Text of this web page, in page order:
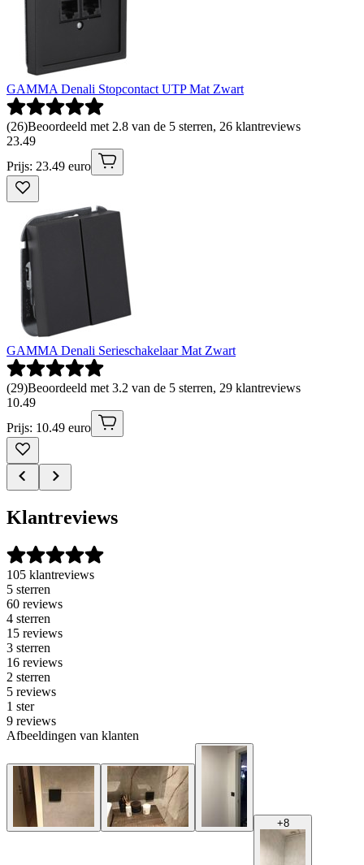
GAMMA Denali Stopcontact UTP Mat Zwart
(26)Beoordeeld met 2.8 van de 5 sterren, 26 klantreviews
23.49
Prijs: 23.49 euro
GAMMA Denali Serieschakelaar Mat Zwart
(29)Beoordeeld met 3.2 van de 5 sterren, 29 klantreviews
10.49
Prijs: 10.49 euro
Klantreviews
105 klantreviews
5 sterren
60 reviews
4 sterren
15 reviews
3 sterren
16 reviews
2 sterren
5 reviews
1 ster
9 reviews
Afbeeldingen van klanten
+8